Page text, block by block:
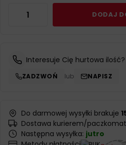
DODAJ
Interesuje Cię hurtowa ilość?
ZADZWOŃ lub NAPISZ
Do darmowej wysyłki brakuje
Dostawa kurierem/paczkomat
Następna wysyłka: jutro